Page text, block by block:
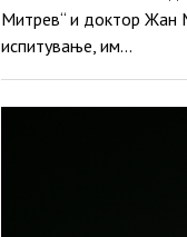
Митрев“ и доктор Жан
испитување, им…